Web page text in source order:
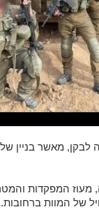
לבקן, מאשר בניין
מעוז המפקדות
של המוות ברחובות.